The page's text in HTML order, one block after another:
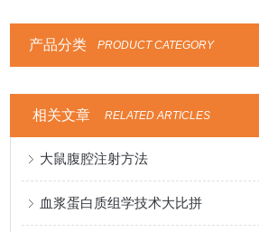
产品分类 PRODUCT CATEGORY
相关文章 RELATED ARTICLES
大鼠腹腔注射方法
血浆蛋白质组学技术大比拼